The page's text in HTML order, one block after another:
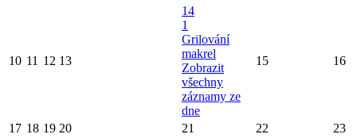
10 11 12 13
14
1
Grilování
makrel
Zobrazit
všechny
záznamy ze
dne
15 16
17 18 19 20 21 22 23